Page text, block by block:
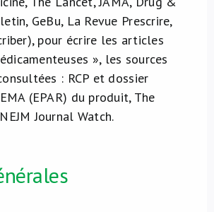
GeBu, La Revue Prescrire,
pour écrire les articles
», les sources
: RCP et dossier
(EPAR) du produit, The
Journal Watch.